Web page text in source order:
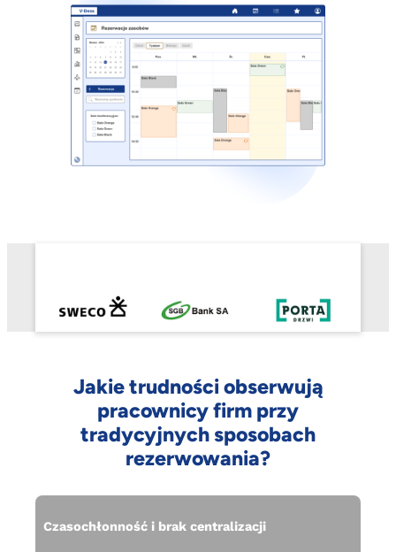
Jakie trudności obserwują
pracownicy firm przy
tradycyjnych sposobach
rezerwowania?
Czasochłonność i brak centralizacji